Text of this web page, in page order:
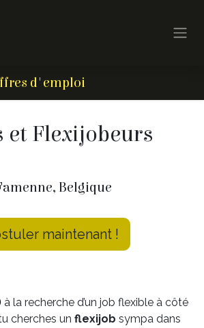
d'emploi
et Flexijobeurs
, Belgique
maintenant !
à la recherche d’un job flexible à côté
cherches un flexijob sympa dans